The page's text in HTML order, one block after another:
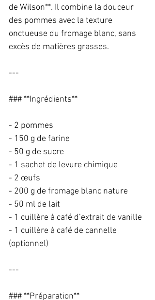
de Wilson**. Il combine la douceur
des pommes avec la texture
onctueuse du fromage blanc, sans
excès de matières grasses.
---
### **Ingrédients**
- 2 pommes
- 150 g de farine
- 50 g de sucre
- 1 sachet de levure chimique
- 2 œufs
- 200 g de fromage blanc nature
- 50 ml de lait
- 1 cuillère à café d’extrait de vanille
- 1 cuillère à café de cannelle
(optionnel)
---
### **Préparation**